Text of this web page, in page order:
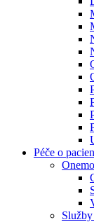
Nabídky
Objevte
Péče o